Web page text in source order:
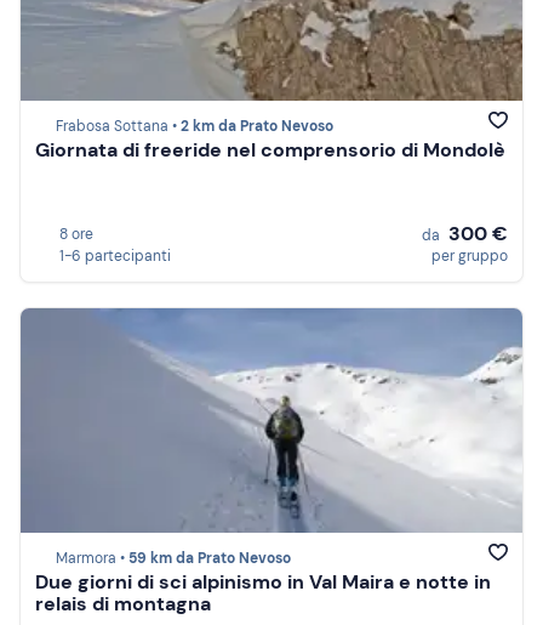
Frabosa Sottana •2 km da Prato Nevoso
Giornata di freeride nel comprensorio di Mondolè
8 ore
1-6 partecipanti
da 300 €
per gruppo
Marmora • 59 km da Prato Nevoso
Due giorni di sci alpinismo in Val Maira e notte in
relais di montagna